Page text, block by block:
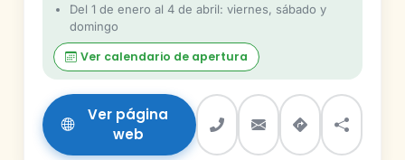
Del 1 de enero al 4 de abril: viernes, sábado y
domingo
Ver calendario de apertura
Ver página
web